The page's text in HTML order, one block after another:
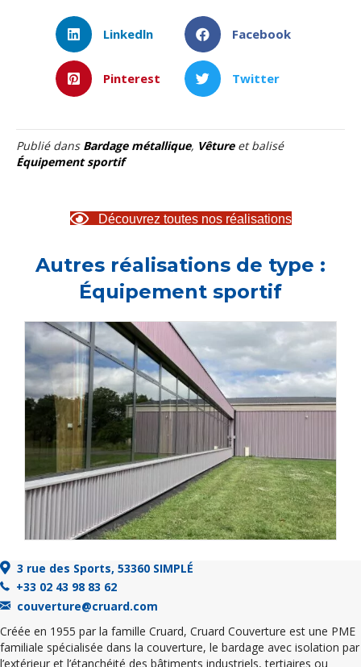
Linkedln Facebook
Pinterest Twitter
Publié dans Bardage métallique, Vêtureet balisé
Équipement sportif
Découvrez toutes nos réalisations
Autres réalisations de type :
Équipement sportif
3 rue des Sports, 53360 SIMPLÉ
+33 02 43 98 83 62
couverture@cruard.com
Créée en 1955 par la famille Cruard, Cruard Couverture est une PME
familiale spécialisée dans la couverture, le bardage avec isolation par
l’extérieur et l’étanchéité des bâtiments industriels, tertiaires ou